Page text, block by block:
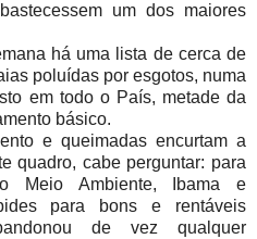
um dos maiores
há uma lista de cerca de
poluídas por esgotos, numa
em todo o País, metade da
básico.
e queimadas encurtam a
quadro, cabe perguntar: para
Meio Ambiente, Ibama e
para bons e rentáveis
de vez qualquer